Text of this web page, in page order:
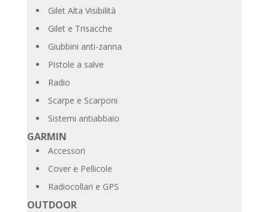
Gilet Alta Visibilità
Gilet e Trisacche
Giubbini anti-zanna
Pistole a salve
Radio
Scarpe e Scarponi
Sistemi antiabbaio
GARMIN
Accessori
Cover e Pellicole
Radiocollari e GPS
OUTDOOR